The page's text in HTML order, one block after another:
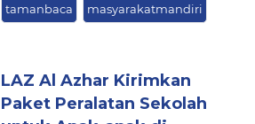
tamanbaca masyarakatmandiri
LAZ Al Azhar Kirimkan
Paket Peralatan Sekolah